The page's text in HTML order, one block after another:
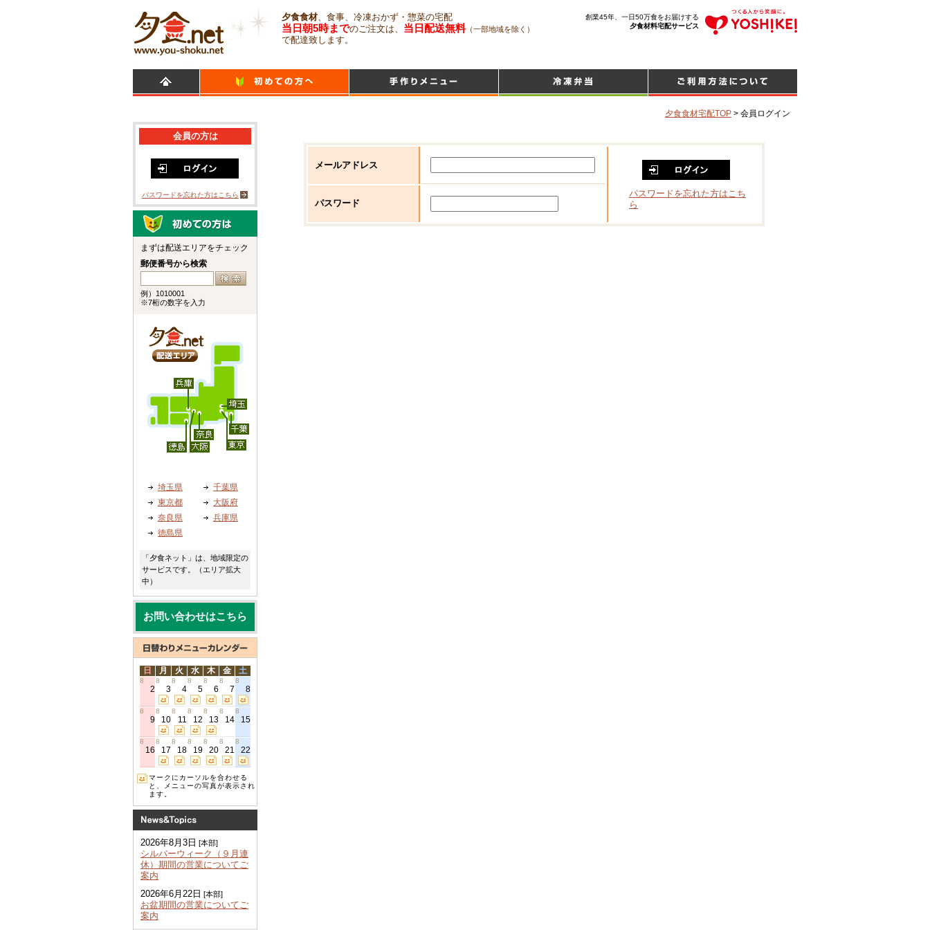
夕食食材、食事、冷凍おかず・惣菜の宅配
当日朝5時までのご注文は、 当日配送無料（一部地域を除く）
で配達致します。
創業45年、一日50万食をお届けする
夕食材料宅配サービス
夕食食材宅配TOP > 会員ログイン
メールアドレス
パスワードを忘れた方はこち
ら
パスワード
会員の方は
パスワードを忘れた方はこちら
まずは配送エリアをチェック
郵便番号から検索
例）1010001
※7桁の数字を入力
埼玉県
千葉県
東京都
大阪府
奈良県
兵庫県
徳島県
「夕食ネット」は、地域限定の
サービスです。（エリア拡大
中）
お問い合わせはこちら
日 月 火 水 木 金 土
8
2
8
3
8
4
8
5
8
6
8
7
8
8
8
9
8
10
8
11
8
12
8
13
8
14
8
15
8
16
8
17
8
18
8
19
8
20
8
21
8
22
マークにカーソルを合わせる
と、メニューの写真が表示され
ます。
2026年8月3日 [本部]
シルバーウィーク（９月連
休）期間の営業についてご
案内
2026年6月22日 [本部]
お盆期間の営業についてご
案内